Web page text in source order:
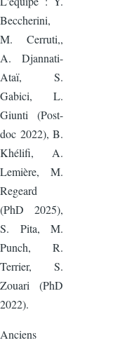
Beccherini,
M. Cerruti,,
A. Djannati-
Ataï, S.
Gabici, L.
Giunti (Post-
doc 2022), B.
Khélifi, A.
Lemière, M.
Regeard
(PhD 2025),
S. Pita, M.
Punch, R.
Terrier, S.
Zouari (PhD
2022).
Anciens